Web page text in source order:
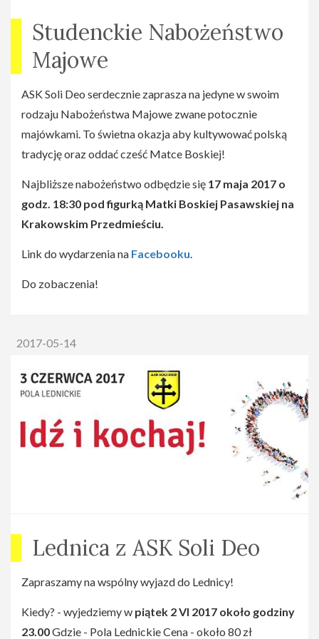
Studenckie Nabożeństwo
Majowe
ASK Soli Deo serdecznie zaprasza na jedyne w swoim
rodzaju Nabożeństwa Majowe zwane potocznie
majówkami. To świetna okazja aby kultywować polską
tradycję oraz oddać cześć Matce Boskiej!
Najbliższe nabożeństwo odbędzie się 17 maja 2017 o
godz. 18:30 pod figurką Matki Boskiej Pasawskiej na
Krakowskim Przedmieściu.
Link do wydarzenia na Facebooku.
Do zobaczenia!
2017-05-14
Lednica z ASK Soli Deo
Zapraszamy na wspólny wyjazd do Lednicy!
Kiedy? - wyjedziemy w piątek 2 VI 2017 około godziny
23.00Gdzie - Pola Lednickie Cena - około 80 zł